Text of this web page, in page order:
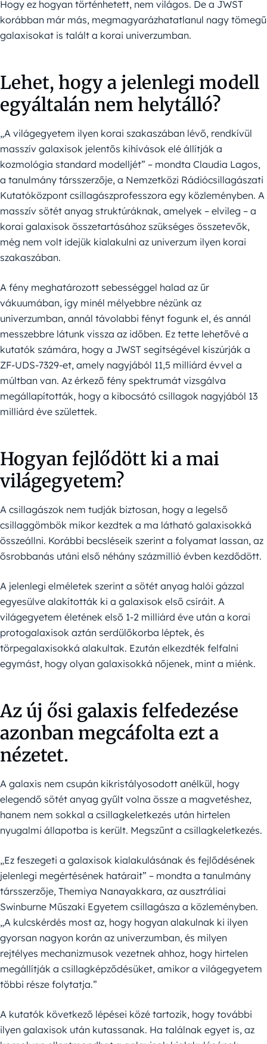
Hogy ez hogyan történhetett, nem világos. De a JWST
korábban már más, megmagyarázhatatlanul nagy tömegű
galaxisokat is talált a korai univerzumban.
Lehet, hogy a jelenlegi modell
egyáltalán nem helytálló?
„A világegyetem ilyen korai szakaszában lévő, rendkívül
masszív galaxisok jelentős kihívások elé állítják a
kozmológia standard modelljét” – mondta Claudia Lagos,
a tanulmány társszerzője, a Nemzetközi Rádiócsillagászati
Kutatóközpont csillagászprofesszora egy közleményben. A
masszív sötét anyag struktúráknak, amelyek – elvileg – a
korai galaxisok összetartásához szükséges összetevők,
még nem volt idejük kialakulni az univerzum ilyen korai
szakaszában.
A fény meghatározott sebességgel halad az űr
vákuumában, így minél mélyebbre nézünk az
univerzumban, annál távolabbi fényt fogunk el, és annál
messzebbre látunk vissza az időben. Ez tette lehetővé a
kutatók számára, hogy a JWST segítségével kiszúrják a
ZF-UDS-7329-et, amely nagyjából 11,5 milliárd évvel a
múltban van. Az érkező fény spektrumát vizsgálva
megállapították, hogy a kibocsátó csillagok nagyjából 13
milliárd éve születtek.
Hogyan fejlődött ki a mai
világegyetem?
A csillagászok nem tudják biztosan, hogy a legelső
csillaggömbök mikor kezdtek a ma látható galaxisokká
összeállni. Korábbi becsléseik szerint a folyamat lassan, az
ősrobbanás utáni első néhány százmillió évben kezdődött.
A jelenlegi elméletek szerint a sötét anyag halói gázzal
egyesülve alakították ki a galaxisok első csíráit. A
világegyetem életének első 1-2 milliárd éve után a korai
protogalaxisok aztán serdülőkorba léptek, és
törpegalaxisokká alakultak. Ezután elkezdték felfalni
egymást, hogy olyan galaxisokká nőjenek, mint a miénk.
Az új ősi galaxis felfedezése
azonban megcáfolta ezt a
nézetet.
A galaxis nem csupán kikristályosodott anélkül, hogy
elegendő sötét anyag gyűlt volna össze a magvetéshez,
hanem nem sokkal a csillagkeletkezés után hirtelen
nyugalmi állapotba is került. Megszűnt a csillagkeletkezés.
„Ez feszegeti a galaxisok kialakulásának és fejlődésének
jelenlegi megértésének határait” – mondta a tanulmány
társszerzője, Themiya Nanayakkara, az ausztráliai
Swinburne Műszaki Egyetem csillagásza a közleményben.
„A kulcskérdés most az, hogy hogyan alakulnak ki ilyen
gyorsan nagyon korán az univerzumban, és milyen
rejtélyes mechanizmusok vezetnek ahhoz, hogy hirtelen
megállítják a csillagképződésüket, amikor a világegyetem
többi része folytatja.”
A kutatók következő lépései közé tartozik, hogy további
ilyen galaxisok után kutassanak. Ha találnak egyet is, az